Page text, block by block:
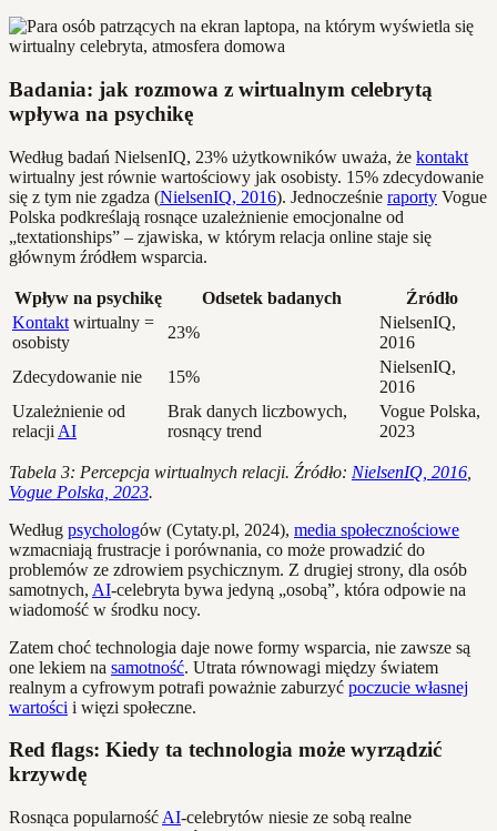
Badania: jak rozmowa z wirtualnym celebrytą
wpływa na psychikę
Według badań NielsenIQ, 23% użytkowników uważa, że kontakt
wirtualny jest równie wartościowy jak osobisty. 15% zdecydowanie
się z tym nie zgadza (NielsenIQ, 2016). Jednocześnie raporty Vogue
Polska podkreślają rosnące uzależnienie emocjonalne od
„textationships” – zjawiska, w którym relacja online staje się
głównym źródłem wsparcia.
Wpływ na psychikę Odsetek badanych
Źródło
Kontakt wirtualny =
osobisty
23%
NielsenIQ,
2016
Zdecydowanie nie
15%
NielsenIQ,
2016
Uzależnienie od
relacji AI
Brak danych liczbowych,
rosnący trend
Vogue Polska,
2023
Tabela 3: Percepcja wirtualnych relacji. Źródło: NielsenIQ, 2016
Vogue Polska, 2023.
Według psychologów (Cytaty.pl, 2024), media społecznościowe
wzmacniają frustracje i porównania, co może prowadzić do
problemów ze zdrowiem psychicznym. Z drugiej strony, dla osób
samotnych, AI-celebryta bywa jedyną „osobą”, która odpowie na
wiadomość w środku nocy.
Zatem choć technologia daje nowe formy wsparcia, nie zawsze są
one lekiem na samotność. Utrata równowagi między światem
realnym a cyfrowym potrafi poważnie zaburzyć poczucie własnej
wartości i więzi społeczne.
Red flags: Kiedy ta technologia może wyrządzić
krzywdę
Rosnąca popularność AI-celebrytów niesie ze sobą realne